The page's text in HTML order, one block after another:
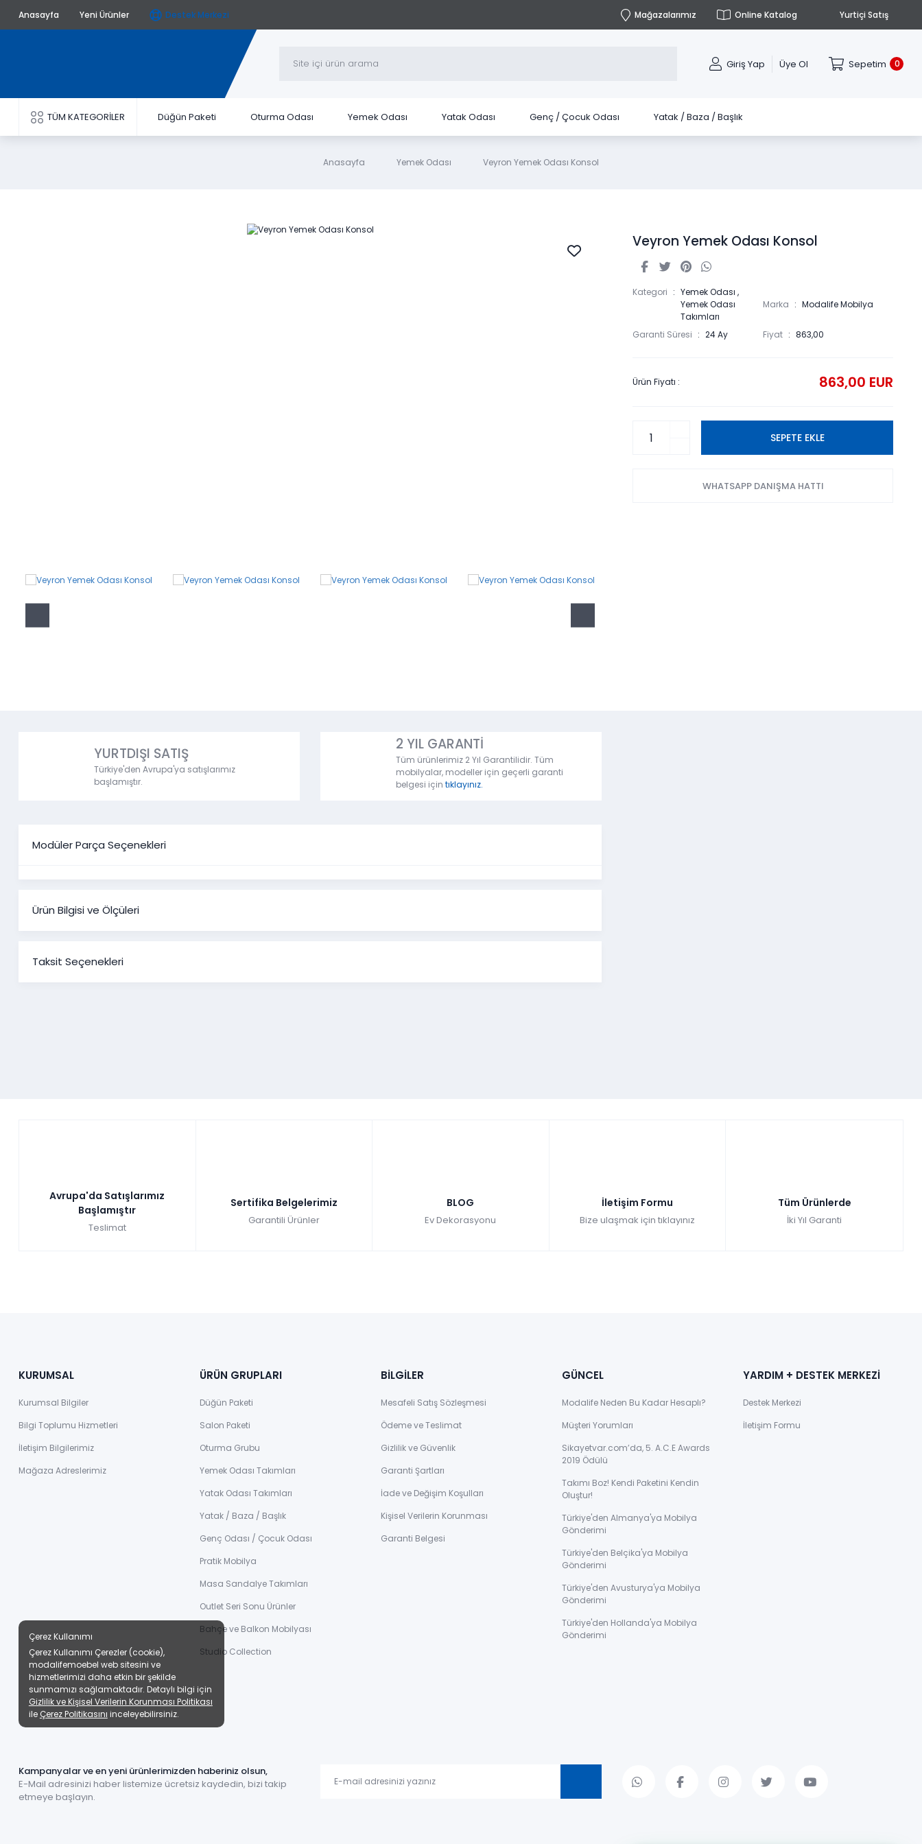
Anasayfa Yeni Ürünler Destek Merkezi Mağazalarımız Online Katalog Yurtiçi Satış
Giriş Yap Üye Ol 0
Sepetim
TÜM KATEGORİLER Düğün Paketi Oturma Odası Yemek Odası Yatak Odası Genç / Çocuk Odası Yatak / Baza / Başlık
Anasayfa Yemek Odası Veyron Yemek Odası Konsol
YURTDIŞI SATIŞ
Türkiye'den Avrupa'ya satışlarımız
başlamıştır.
2 YIL GARANTİ
Tüm ürünlerimiz 2 Yıl Garantilidir. Tüm
mobilyalar, modeller için geçerli garanti
belgesi için tıklayınız.
Modüler Parça Seçenekleri
Ürün Bilgisi ve Ölçüleri
Taksit Seçenekleri
Veyron Yemek Odası Konsol
Kategori Yemek Odası ,
Yemek Odası
Takımları
Marka Modalife Mobilya
Garanti Süresi 24 Ay Fiyat 863,00
Ürün Fiyatı : 863,00 EUR
SEPETE EKLE
WHATSAPP DANIŞMA HATTI
Avrupa'da Satışlarımız
Başlamıştır
Teslimat
Sertifika Belgelerimiz
Garantili Ürünler
BLOG
Ev Dekorasyonu
İletişim Formu
Bize ulaşmak için tıklayınız
Tüm Ürünlerde
İki Yıl Garanti
KURUMSAL
Kurumsal Bilgiler
Bilgi Toplumu Hizmetleri
İletişim Bilgilerimiz
Mağaza Adreslerimiz
ÜRÜN GRUPLARI
Düğün Paketi
Salon Paketi
Oturma Grubu
Yemek Odası Takımları
Yatak Odası Takımları
Yatak / Baza / Başlık
Genç Odası / Çocuk Odası
Pratik Mobilya
Masa Sandalye Takımları
Outlet Seri Sonu Ürünler
Bahçe ve Balkon Mobilyası
Studio Collection
BİLGİLER
Mesafeli Satış Sözleşmesi
Ödeme ve Teslimat
Gizlilik ve Güvenlik
Garanti Şartları
İade ve Değişim Koşulları
Kişisel Verilerin Korunması
Garanti Belgesi
GÜNCEL
Modalife Neden Bu Kadar Hesaplı?
Müşteri Yorumları
Sikayetvar.com’da, 5. A.C.E Awards
2019 Ödülü
Takımı Boz! Kendi Paketini Kendin
Oluştur!
Türkiye'den Almanya'ya Mobilya
Gönderimi
Türkiye'den Belçika'ya Mobilya
Gönderimi
Türkiye'den Avusturya'ya Mobilya
Gönderimi
Türkiye'den Hollanda'ya Mobilya
Gönderimi
YARDIM + DESTEK MERKEZİ
Destek Merkezi
İletişim Formu
Kampanyalar ve en yeni ürünlerimizden haberiniz olsun,
E-Mail adresinizi haber listemize ücretsiz kaydedin, bizi takip
etmeye başlayın.
Çerez Kullanımı
Çerez Kullanımı Çerezler (cookie),
modalifemoebel web sitesini ve
hizmetlerimizi daha etkin bir şekilde
sunmamızı sağlamaktadır. Detaylı bilgi için
Gizlilik ve Kişisel Verilerin Korunması Politikası
ile Çerez Politikasını inceleyebilirsiniz.